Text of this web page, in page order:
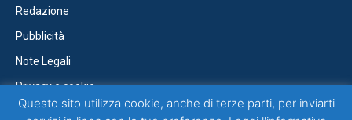
Redazione
Pubblicità
Note Legali
Privacy e cookie
Questo sito utilizza cookie, anche di terze parti, per inviarti